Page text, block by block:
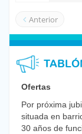
Ofertas
Por próxima
situada en
30 años de